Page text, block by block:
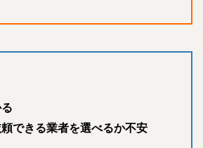
できる業者を選べるか不安